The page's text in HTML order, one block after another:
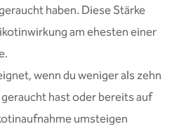
haben. Diese Stärke
am ehesten einer
wenn du weniger als zehn
hast oder bereits auf
umsteigen